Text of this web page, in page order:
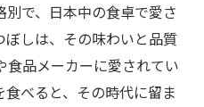
で、日本中の食卓で愛さ
しは、その味わいと品質
食品メーカーに愛されてい
べると、その時代に留ま